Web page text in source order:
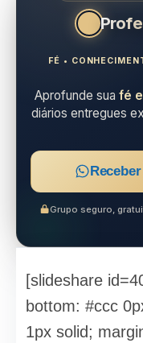
FÉ •
Aprofunde suafé
diários entregues
Grupo seguro,
[slideshare
bottom: #ccc
1px solid;